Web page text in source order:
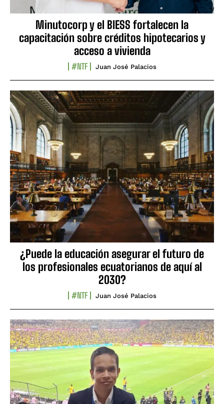
Minutocorp y el BIESS fortalecen la
capacitación sobre créditos hipotecarios y
acceso a vivienda
#NTF Juan José Palacios
¿Puede la educación asegurar el futuro de
los profesionales ecuatorianos de aquí al
2030?
#NTF Juan José Palacios